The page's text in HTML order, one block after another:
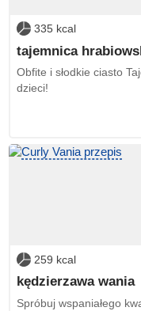
335 kcal
tajemnica
Obfite i słodkie ciasto
dzieci!
259 kcal
kędzierzawa wania
Spróbuj wspaniałego